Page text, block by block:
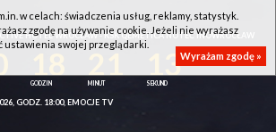
HOTEL WROCŁAW - KSK QEMETICA NOTEĆ INOWROCŁAW
13
GODZ. 18:00, EMOCJE TV
w celach: świadczenia usług, reklamy, statystyk.
zgodę na używanie cookie. Jeżeli nie wyrażasz
ustawienia swojej przeglądarki.
Wyrażam zgodę »